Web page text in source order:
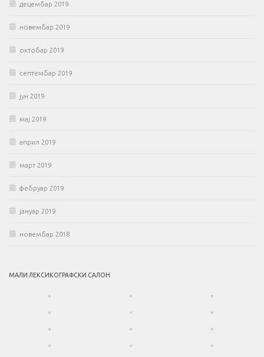
децембар 2019
новембар 2019
октобар 2019
септембар 2019
јун 2019
мај 2019
април 2019
март 2019
фебруар 2019
јануар 2019
новембар 2018
МАЛИ ЛЕКСИКОГРАФСКИ САЛОН